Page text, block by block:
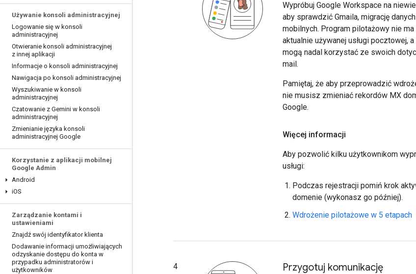
Używanie konsoli administracyjnej
Logowanie się w konsoli
administracyjnej
Otwieranie konsoli administracyjnej
z innej aplikacji
Informacje o konsoli administracyjnej
Nawigacja po konsoli administracyjnej
Wyszukiwanie w konsoli
administracyjnej
Czatowanie z Gemini w konsoli
administracyjnej
Zmienianie języka konsoli
administracyjnej Google
Korzystanie z aplikacji mobilnej
Google Admin
Android
iOS
Zarządzanie kontami i
ustawieniami
Znajdź swój identyfikator klienta
Dodawanie informacji umożliwiających
odzyskanie dostępu do konta w
przypadku administratorów i
użytkowników
Wypróbuj Google Workspace na
aby sprawdzić Gmaila, migrację
mobilnych. Program pilotażowy nie ma
aktualnie używanej usługi pocztowej,
mogą nadal korzystać ze swoich
mail.
Pamiętaj, że aby przeprowadzić
nie musisz zmieniać rekordów MX
Google.
Więcej informacji
Aby pozwolić kilku użytkownikom
usługi:
Podczas rejestracji pomiń krok
domenie (wykonasz go później).
Wdrożenie pilotażowe w 5 etapach
4 Przygotuj komunikację